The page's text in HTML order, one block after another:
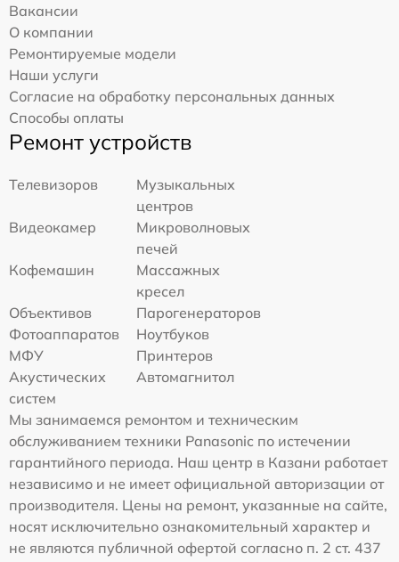
Вакансии
О компании
Ремонтируемые модели
Наши услуги
Согласие на обработку персональных данных
Способы оплаты
Ремонт устройств
Телевизоров
Музыкальных
центров
Видеокамер
Микроволновых
печей
Кофемашин
Массажных
кресел
Объективов
Парогенераторов
Фотоаппаратов
Ноутбуков
МФУ
Принтеров
Акустических
систем
Автомагнитол
Мы занимаемся ремонтом и техническим
обслуживанием техники Panasonic по истечении
гарантийного периода. Наш центр в Казани работает
независимо и не имеет официальной авторизации от
производителя. Цены на ремонт, указанные на сайте,
носят исключительно ознакомительный характер и
не являются публичной офертой согласно п. 2 ст. 437